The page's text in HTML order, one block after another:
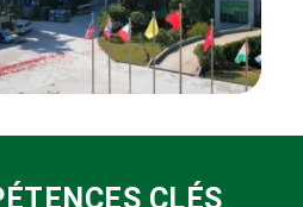
CLÉS